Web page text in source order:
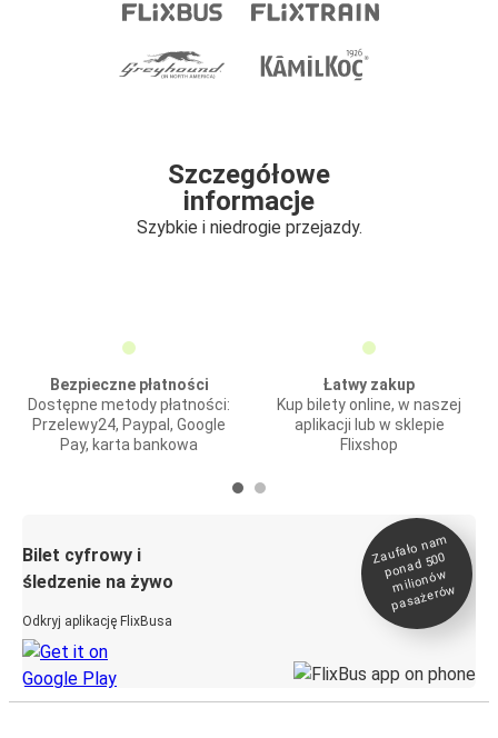
Szczegółowe
informacje
Szybkie i niedrogie przejazdy.
Bezpieczne płatności
Dostępne metody płatności:
Przelewy24, Paypal, Google
Pay, karta bankowa
Łatwy zakup
Kup bilety online, w naszej
aplikacji lub w sklepie
Flixshop
Bilet cyfrowy i
śledzenie na żywo
Odkryj aplikację FlixBusa
Zaufało na
m
ponad 500
milionó
w
pasażeró
w